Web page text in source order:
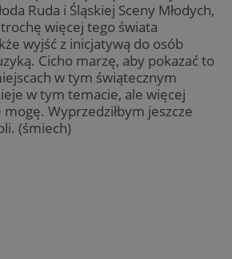
Ruda i Śląskiej Sceny Młodych,
więcej tego świata
wyjść z inicjatywą do osób
Cicho marzę, aby pokazać to
w tym świątecznym
w tym temacie, ale więcej
Wyprzedziłbym jeszcze
(śmiech)